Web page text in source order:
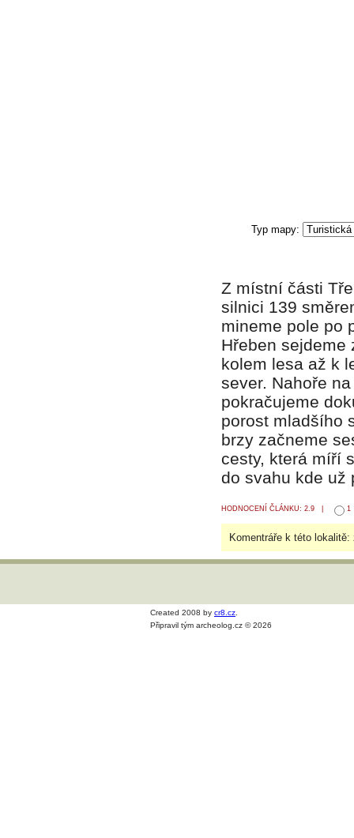
Z místní části
silnici 139
mineme pole po
Hřeben sejdeme
kolem lesa až k
sever. Nahoře
pokračujeme
porost mladšího
brzy začneme
cesty, která míří
do svahu kde
HODNOCENÍ ČLÁNKU: 2.9 | 1
Komentráře k této
Created 2008 by cr8.cz
Připravil tým archeolog.cz © 2026